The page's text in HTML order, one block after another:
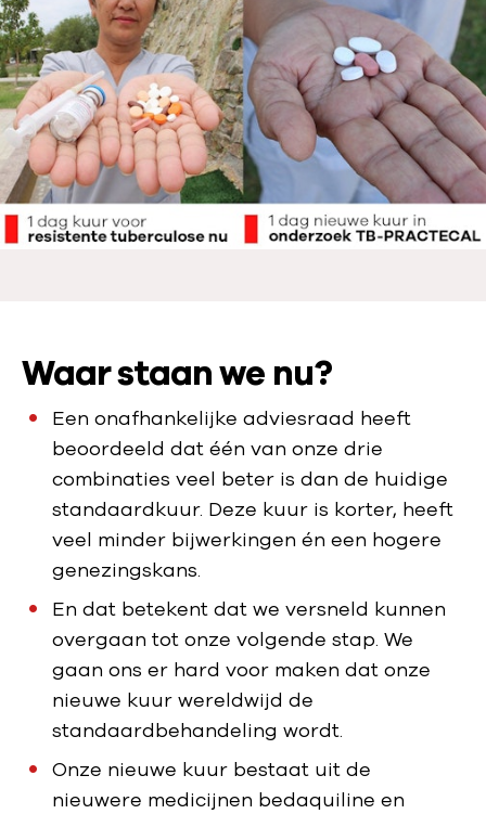
Waar staan we nu?
Een onafhankelijke adviesraad heeft
beoordeeld dat één van onze drie
combinaties veel beter is dan de huidige
standaardkuur. Deze kuur is korter, heeft
veel minder bijwerkingen én een hogere
genezingskans.
En dat betekent dat we versneld kunnen
overgaan tot onze volgende stap. We
gaan ons er hard voor maken dat onze
nieuwe kuur wereldwijd de
standaardbehandeling wordt.
Onze nieuwe kuur bestaat uit de
nieuwere medicijnen bedaquiline en